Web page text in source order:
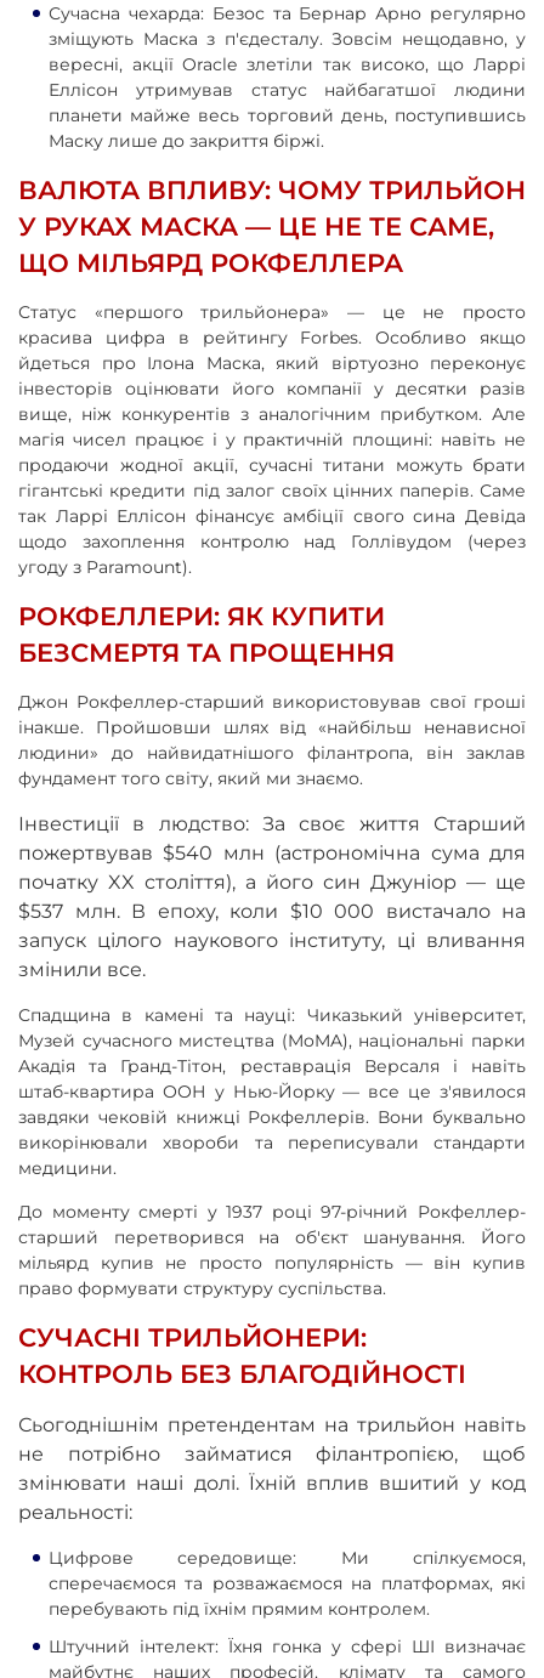
Сучасна чехарда: Безос та Бернар Арно регулярно
зміщують Маска з п'єдесталу. Зовсім нещодавно, у
вересні, акції Oracle злетіли так високо, що Ларрі
Еллісон утримував статус найбагатшої людини
планети майже весь торговий день, поступившись
Маску лише до закриття біржі.
ВАЛЮТА ВПЛИВУ: ЧОМУ ТРИЛЬЙОН
У РУКАХ МАСКА — ЦЕ НЕ ТЕ САМЕ,
ЩО МІЛЬЯРД РОКФЕЛЛЕРА
Статус «першого трильйонера» — це не просто
красива цифра в рейтингу Forbes. Особливо якщо
йдеться про Ілона Маска, який віртуозно переконує
інвесторів оцінювати його компанії у десятки разів
вище, ніж конкурентів з аналогічним прибутком. Але
магія чисел працює і у практичній площині: навіть не
продаючи жодної акції, сучасні титани можуть брати
гігантські кредити під залог своїх цінних паперів. Саме
так Ларрі Еллісон фінансує амбіції свого сина Девіда
щодо захоплення контролю над Голлівудом (через
угоду з Paramount).
РОКФЕЛЛЕРИ: ЯК КУПИТИ
БЕЗСМЕРТЯ ТА ПРОЩЕННЯ
Джон Рокфеллер-старший використовував свої гроші
інакше. Пройшовши шлях від «найбільш ненависної
людини» до найвидатнішого філантропа, він заклав
фундамент того світу, який ми знаємо.
Інвестиції в людство: За своє життя Старший
пожертвував $540 млн (астрономічна сума для
початку XX століття), а його син Джуніор — ще
$537 млн. В епоху, коли $10 000 вистачало на
запуск цілого наукового інституту, ці вливання
змінили все.
Спадщина в камені та науці: Чиказький університет,
Музей сучасного мистецтва (MoMA), національні парки
Акадія та Гранд-Тітон, реставрація Версаля і навіть
штаб-квартира ООН у Нью-Йорку — все це з'явилося
завдяки чековій книжці Рокфеллерів. Вони буквально
викорінювали хвороби та переписували стандарти
медицини.
До моменту смерті у 1937 році 97-річний Рокфеллер-
старший перетворився на об'єкт шанування. Його
мільярд купив не просто популярність — він купив
право формувати структуру суспільства.
СУЧАСНІ ТРИЛЬЙОНЕРИ:
КОНТРОЛЬ БЕЗ БЛАГОДІЙНОСТІ
Сьогоднішнім претендентам на трильйон навіть
не потрібно займатися філантропією, щоб
змінювати наші долі. Їхній вплив вшитий у код
реальності:
Цифрове середовище: Ми спілкуємося,
сперечаємося та розважаємося на платформах, які
перебувають під їхнім прямим контролем.
Штучний інтелект: Їхня гонка у сфері ШІ визначає
майбутнє наших професій, клімату та самого